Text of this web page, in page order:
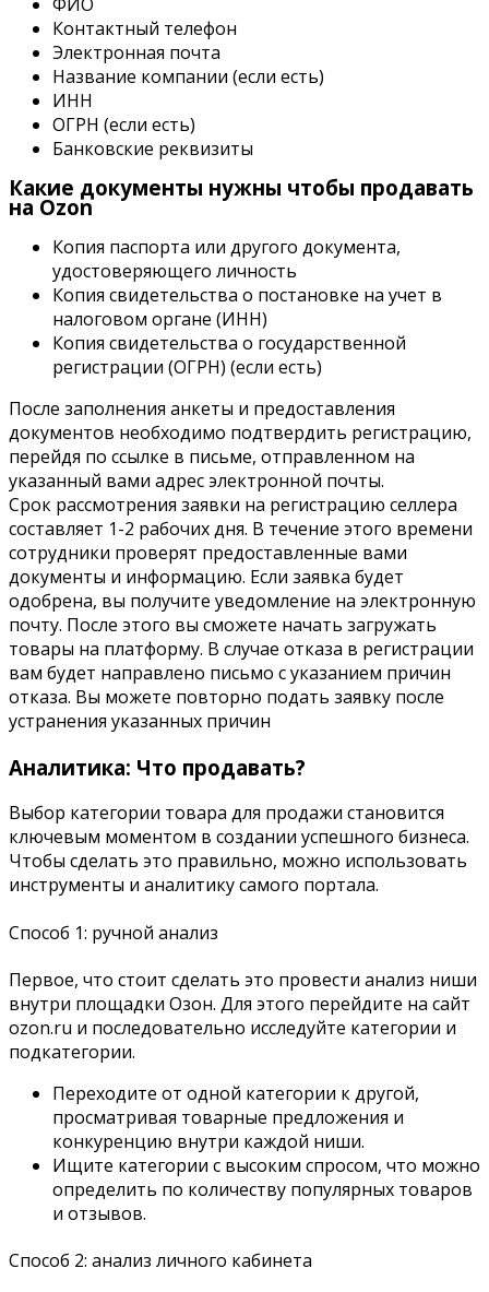
Контактный телефон
Электронная почта
Название компании (если есть)
ИНН
ОГРН (если есть)
Банковские реквизиты
Какие документы нужны чтобы продавать
на Ozon
Копия паспорта или другого документа,
удостоверяющего личность
Копия свидетельства о постановке на учет в
налоговом органе (ИНН)
Копия свидетельства о государственной
регистрации (ОГРН) (если есть)
После заполнения анкеты и предоставления
документов необходимо подтвердить регистрацию,
перейдя по ссылке в письме, отправленном на
указанный вами адрес электронной почты.
Срок рассмотрения заявки на регистрацию селлера
составляет 1-2 рабочих дня. В течение этого времени
сотрудники проверят предоставленные вами
документы и информацию. Если заявка будет
одобрена, вы получите уведомление на электронную
почту. После этого вы сможете начать загружать
товары на платформу. В случае отказа в регистрации
вам будет направлено письмо с указанием причин
отказа. Вы можете повторно подать заявку после
устранения указанных причин
Аналитика: Что продавать?
Выбор категории товара для продажи становится
ключевым моментом в создании успешного бизнеса.
Чтобы сделать это правильно, можно использовать
инструменты и аналитику самого портала.
Способ 1: ручной анализ
Первое, что стоит сделать это провести анализ ниши
внутри площадки Озон. Для этого перейдите на сайт
ozon.ru и последовательно исследуйте категории и
подкатегории.
Переходите от одной категории к другой,
просматривая товарные предложения и
конкуренцию внутри каждой ниши.
Ищите категории с высоким спросом, что можно
определить по количеству популярных товаров
и отзывов.
Способ 2: анализ личного кабинета